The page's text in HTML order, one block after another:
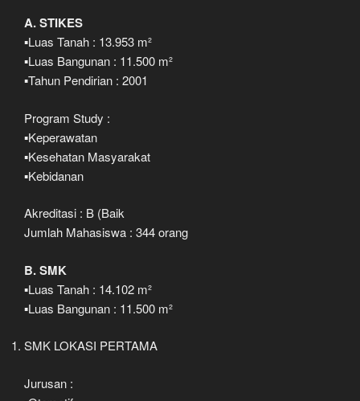
A. STIKES
▪️Luas Tanah : 13.953 m²
▪️Luas Bangunan : 11.500 m²
▪️Tahun Pendirian : 2001
Program Study :
▪️Keperawatan
▪️Kesehatan Masyarakat
▪️Kebidanan
Akreditasi : B (Baik
Jumlah Mahasiswa : 344 orang
B. SMK
▪️Luas Tanah : 14.102 m²
▪️Luas Bangunan : 11.500 m²
SMK LOKASI PERTAMA
Jurusan :